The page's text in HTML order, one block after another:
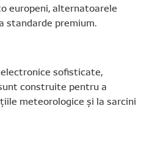
europeni, alternatoarele
standarde premium.
sofisticate,
construite pentru a
meteorologice și la sarcini